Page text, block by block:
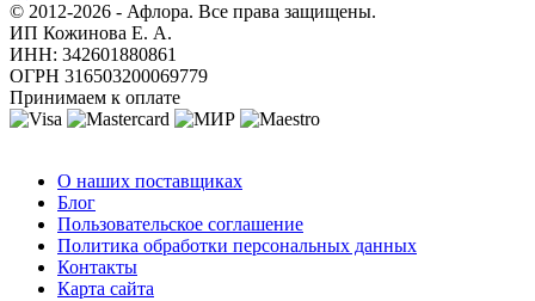
© 2012-2026 - Афлора. Все права защищены.
ИП Кожинова Е. А.
ИНН: 342601880861
ОГРН 316503200069779
Принимаем к оплате
О наших поставщиках
Блог
Пользовательское соглашение
Политика обработки персональных данных
Контакты
Карта сайта